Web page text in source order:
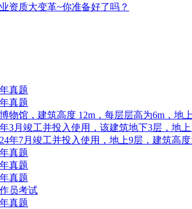
资质大变革~你准备好了吗？
真题
真题
物馆，建筑高度 12m，每层层高为6m，地
3月竣工并投入使用，该建筑地下3层，地
年7月竣工并投入使用，地上9层，建筑高
真题
真题
真题
员考试
真题